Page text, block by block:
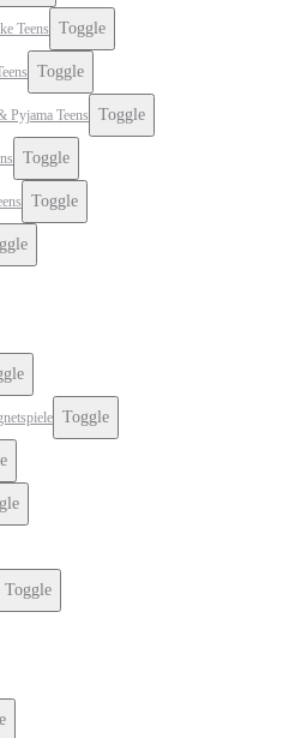
Teens Toggle
Toggle
Pyjama Teens Toggle
Toggle
Toggle
Toggle
Toggle